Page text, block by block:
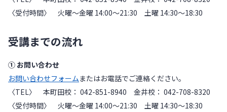
〈受付時間〉 火曜〜金曜 14:00～21:30 土曜 14:30～18:30
受講までの流れ
① お問い合わせ
お問い合わせフォームまたはお電話でご連絡ください。
〈TEL〉 本町田校： 042-851-8940 金井校： 042-708-8320
〈受付時間〉 火曜〜金曜 14:00～21:30 土曜 14:30～18:30